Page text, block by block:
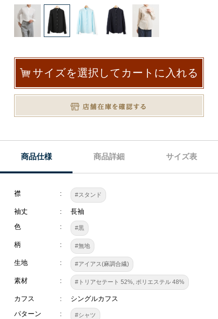
サイズを選択してカートに入れる
商品仕様 商品詳細 サイズ表
襟 #スタンド
袖丈
長袖
色
#黒
柄 #無地
生地 #アイアス(麻調合繊)
素材 #トリアセテート 52%, ポリエステル 48%
カフス
シングルカフス
パターン
#シャツ